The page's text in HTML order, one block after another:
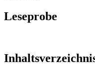
Leseprobe